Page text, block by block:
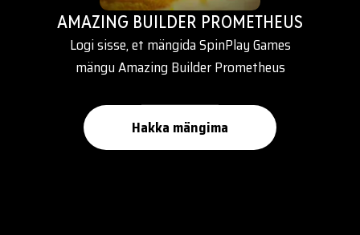
AMAZING BUILDER PROMETHEUS
Logi sisse, et mängida SpinPlay Games
mängu Amazing Builder Prometheus
Hakka mängima